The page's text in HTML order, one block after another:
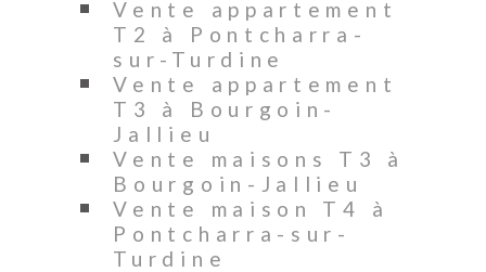
Vente appartement
T2 à Pontcharra-
sur-Turdine
Vente appartement
T3 à Bourgoin-
Jallieu
Vente maisons T3 à
Bourgoin-Jallieu
Vente maison T4 à
Pontcharra-sur-
Turdine